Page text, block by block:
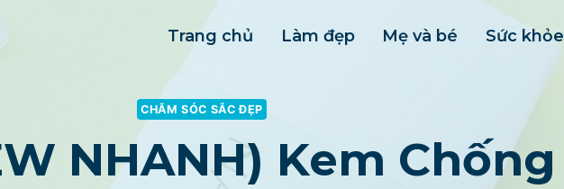
Trang chủ Làm đẹp Mẹ và bé Sức khỏe
CHĂM SÓC SẮC ĐẸP
NHANH) Kem Chống